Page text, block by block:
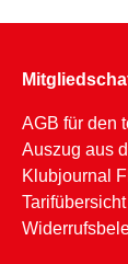
AGB für den
Auszug aus
Klubjournal
Tarifübersicht